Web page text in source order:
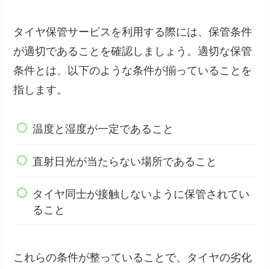
タイヤ保管サービスを利用する際には、保管条件
が適切であることを確認しましょう。適切な保管
条件とは、以下のような条件が揃っていることを
指します。
温度と湿度が一定であること
直射日光が当たらない場所であること
タイヤ同士が接触しないように保管されてい
ること
これらの条件が整っていることで、タイヤの劣化